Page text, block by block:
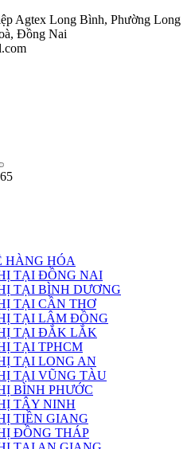
Agtex Long Bình, Phường Long
Đồng Nai
HÀNG HÓA
TẠI ĐỒNG NAI
TẠI BÌNH DƯƠNG
TẠI CẦN THƠ
TẠI LÂM ĐỒNG
TẠI ĐẮK LẮK
TẠI TPHCM
TẠI LONG AN
TẠI VŨNG TÀU
BÌNH PHƯỚC
TÂY NINH
TIỀN GIANG
ĐỒNG THÁP